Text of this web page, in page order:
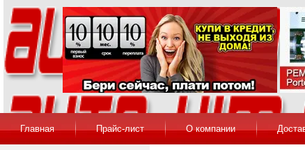
Главная Прайс-лист О компании